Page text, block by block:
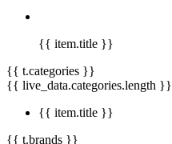
{{ item.title }}
{{ t.categories }}
{{ live_data.categories.length }}
{{ item.title }}
{{ t.brands }}